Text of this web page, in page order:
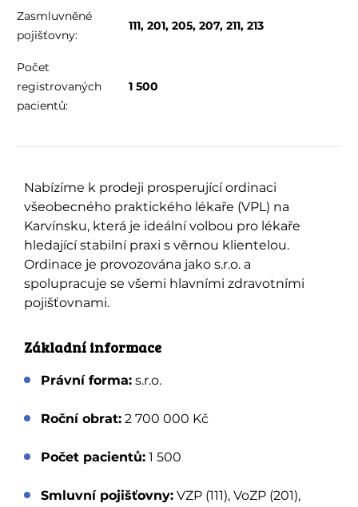
Zasmluvněné
pojišťovny:
111, 201, 205, 207, 211, 213
Počet
registrovaných
pacientů:
1 500
Nabízíme k prodeji prosperující ordinaci
všeobecného praktického lékaře (VPL) na
Karvínsku, která je ideální volbou pro lékaře
hledající stabilní praxi s věrnou klientelou.
Ordinace je provozována jako s.r.o. a
spolupracuje se všemi hlavními zdravotními
pojišťovnami.
Základní informace
Právní forma: s.r.o.
Roční obrat: 2 700 000 Kč
Počet pacientů: 1 500
Smluvní pojišťovny: VZP (111), VoZP (201),